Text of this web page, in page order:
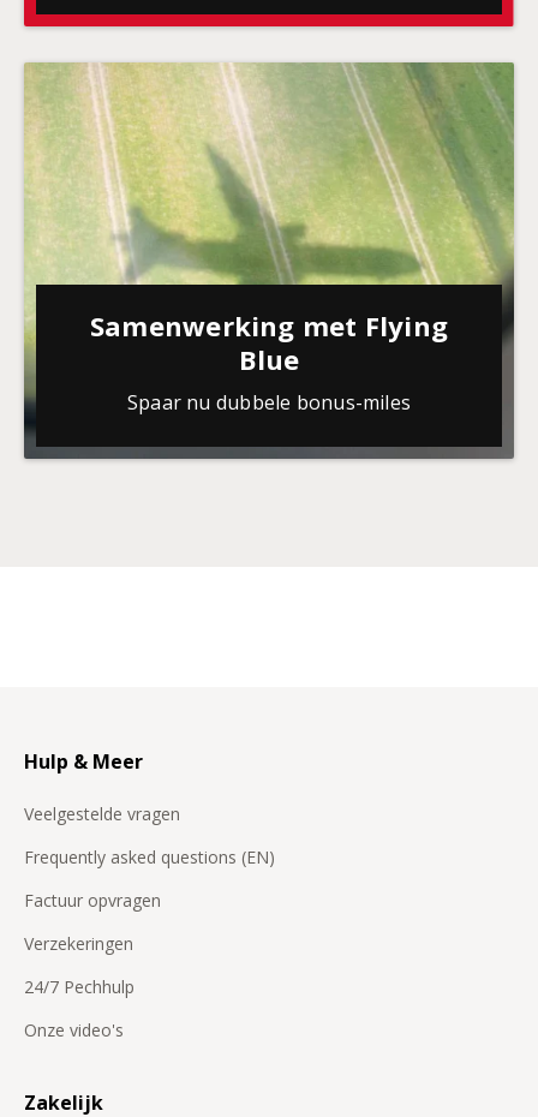
Samenwerking met Flying
Blue
Spaar nu dubbele bonus-miles
Hulp & Meer
Veelgestelde vragen
Frequently asked questions (EN)
Factuur opvragen
Verzekeringen
24/7 Pechhulp
Onze video's
Zakelijk